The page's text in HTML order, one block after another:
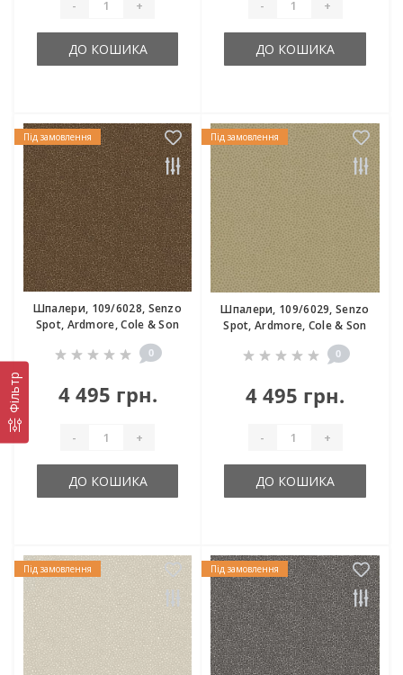
Фільтр
- +
ДО КОШИКА
- +
ДО КОШИКА
Під замовлення
Шпалери, 109/6028, Senzo
Spot, Ardmore, Cole & Son
0
4 495 грн.
- +
ДО КОШИКА
Під замовлення
Шпалери, 109/6029, Senzo
Spot, Ardmore, Cole & Son
0
4 495 грн.
- +
ДО КОШИКА
Під замовлення Під замовлення